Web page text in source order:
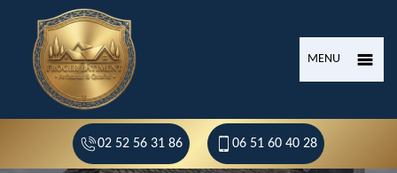
MENU
02 52 56 31 86 06 51 60 40 28